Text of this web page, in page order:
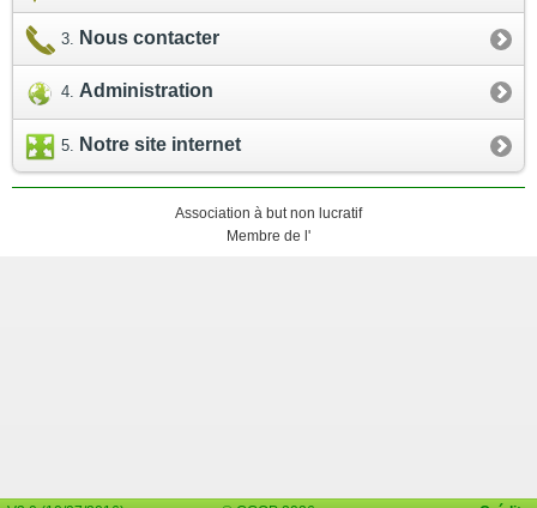
Nous contacter
Administration
Notre site internet
Association à but non lucratif
Membre de l'